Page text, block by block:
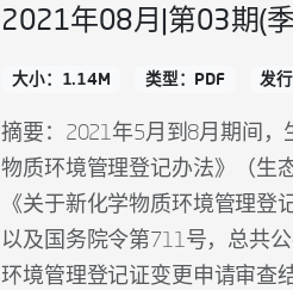
2021年08月|第03期(
大小：1.14M 类型：PDF 发
摘要：2021年5月到8月期间
物质环境管理登记办法》（生
《关于新化学物质环境管理登
以及国务院令第711号，总共
环境管理登记证变更申请审查